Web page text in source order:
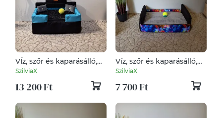
VÍz, szőr és kaparásálló,
lehúzható és mosható
SzilviaX
13 200 Ft
Víz, szőr és kaparásálló,
lehúzható és mosható
SzilviaX
7 700 Ft